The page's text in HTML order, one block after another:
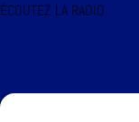
ÉCOUTEZ LA RADIO